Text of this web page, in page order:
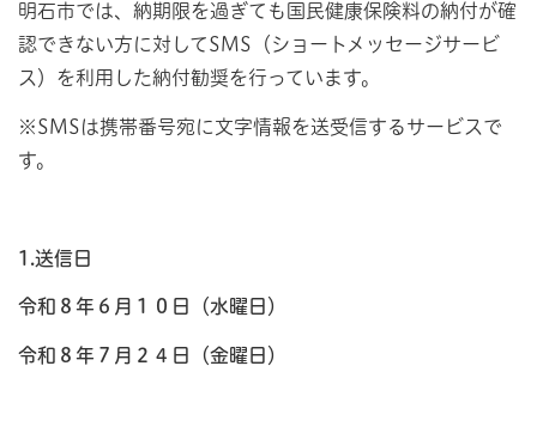
明石市では、納期限を過ぎても国民健康保険料の納付が確
認できない方に対してSMS（ショートメッセージサービ
ス）を利用した納付勧奨を行っています。
※SMSは携帯番号宛に文字情報を送受信するサービスで
す。
1.送信日
令和８年６月１０日（水曜日）
令和８年７月２４日（金曜日）